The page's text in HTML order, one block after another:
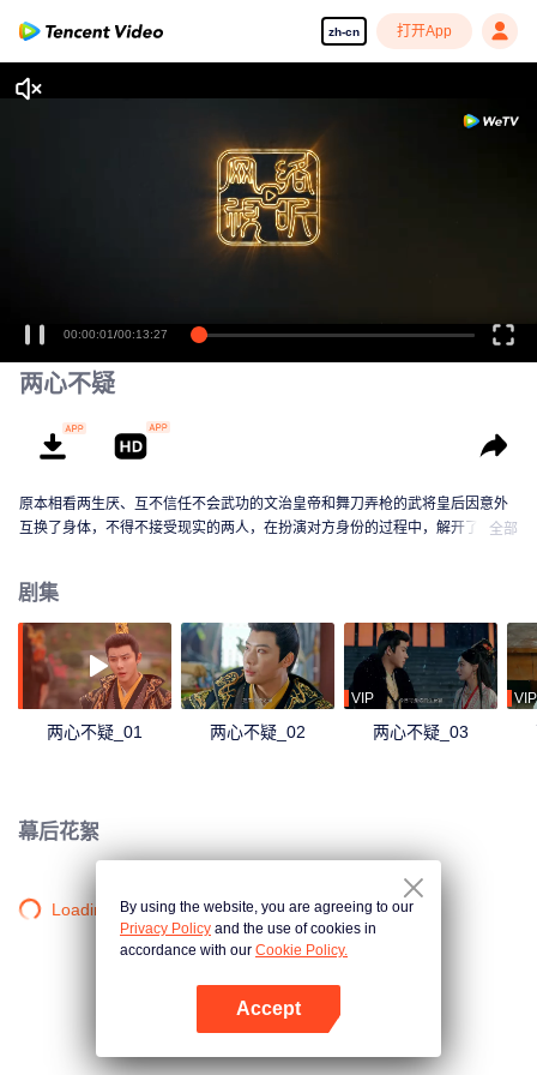
zh-cn 打开App
00:00:01/00:13:27
两心不疑
原本相看两生厌、互不信任不会武功的文治皇帝和舞刀弄枪的武将皇后因意外
互换了身体，不得不接受现实的两人，在扮演对方身份的过程中，解开了误
上体内的皇后也终于明白为什么皇上对自己的家族保有猜疑。
全部
剧集
两心不疑_01 两心不疑_02
VIP
两心不疑_03
VIP
幕后花絮
Loading…By using the website, you are agreeing to our
Privacy Policy and the use of cookies in
accordance with our Cookie Policy.
Accept